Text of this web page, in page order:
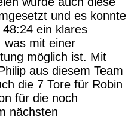
und es konnte
ein klares
was mit einer
möglich ist. Mit
aus diesem Team
die 7 Tore für Robin
für die noch
nächsten